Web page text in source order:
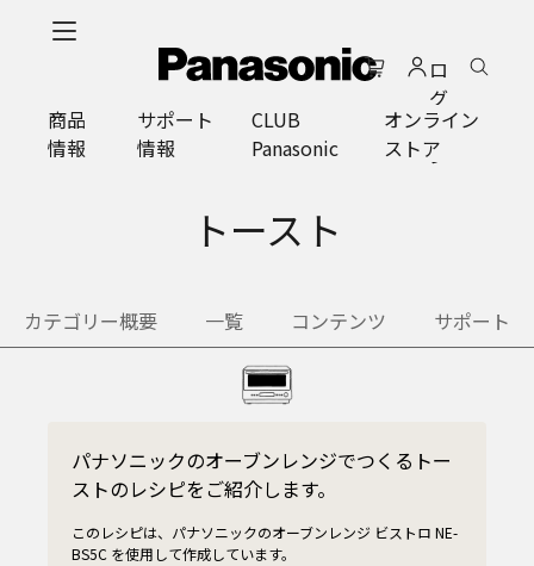
プ
ロ
グ
イ
ン
商品
情報
サポート
情報
CLUB
Panasonic
オンライン
ストア
トースト
カテゴリー概要 一覧 コンテンツ サポート
パナソニックのオーブンレンジでつくるトー
ストのレシピをご紹介します。
このレシピは、パナソニックのオーブンレンジ ビストロ NE-
BS5C を使用して作成しています。